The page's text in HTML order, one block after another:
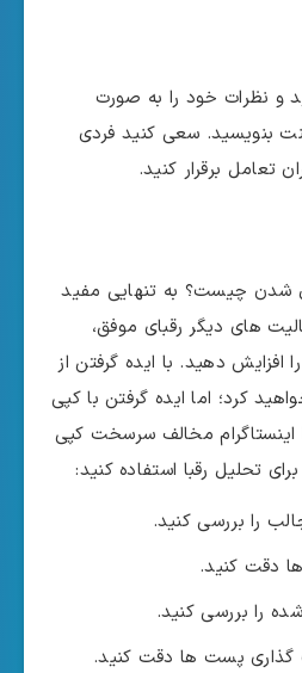
و نظرات خود را به صورت
بنویسید. سعی کنید فردی
تعامل برقرار کنید.
شدن چیست؟ به تنهایی مفید
های دیگر رقبای موفق،
دهید. با ایده گرفتن از
کرد؛ اما ایده گرفتن با کپی
مخالف سرسخت کپی
تحلیل رقبا استفاده کنید:
را بررسی کنید.
دقت کنید.
را بررسی کنید.
گذاری پست ها دقت کنید.